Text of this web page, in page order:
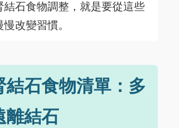
結石食物調整，就是要從這些
改變習慣。
結石食物清單：多
離結石